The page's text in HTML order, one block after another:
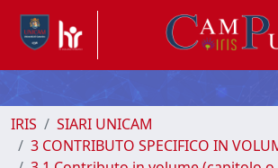
IRIS
SIARI UNICAM
3 CONTRIBUTO SPECIFICO IN